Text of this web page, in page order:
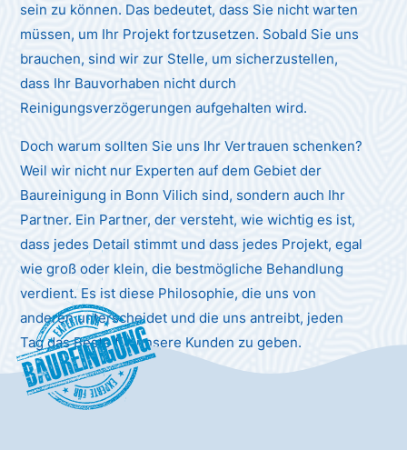
sein zu können. Das bedeutet, dass Sie nicht warten
müssen, um Ihr Projekt fortzusetzen. Sobald Sie uns
brauchen, sind wir zur Stelle, um sicherzustellen,
dass Ihr Bauvorhaben nicht durch
Reinigungsverzögerungen aufgehalten wird.
Doch warum sollten Sie uns Ihr Vertrauen schenken?
Weil wir nicht nur Experten auf dem Gebiet der
Baureinigung in Bonn Vilich sind, sondern auch Ihr
Partner. Ein Partner, der versteht, wie wichtig es ist,
dass jedes Detail stimmt und dass jedes Projekt, egal
wie groß oder klein, die bestmögliche Behandlung
verdient. Es ist diese Philosophie, die uns von
anderen unterscheidet und die uns antreibt, jeden
Tag das Beste für unsere Kunden zu geben.
Baureinigung